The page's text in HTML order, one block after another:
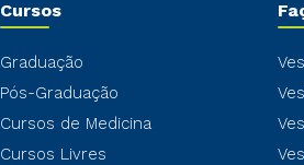
Cursos
Graduação
Pós-Graduação
Cursos de Medicina
Cursos Livres